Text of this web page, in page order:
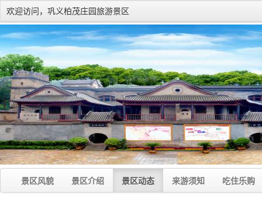
欢迎访问，巩义柏茂庄园旅游景区
景区风貌 景区介绍 景区动态 来游须知 吃住乐购